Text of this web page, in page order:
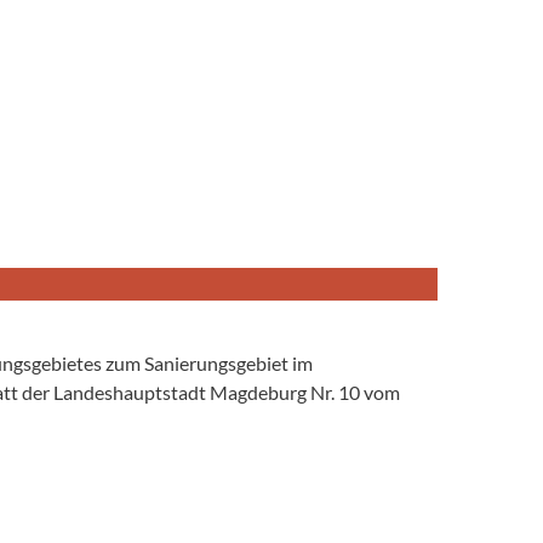
zum Sanierungsgebiet im
der Landeshauptstadt Magdeburg Nr. 10 vom